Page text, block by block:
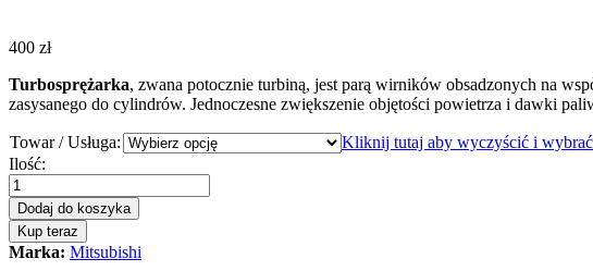
400 zł
Turbosprężarka, zwana potocznie turbiną, jest parą wirników obsadzonych na
zasysanego do cylindrów. Jednoczesne zwiększenie objętości powietrza i dawki
Towar / Usługa:
Kliknij tutaj aby wyczyścić i
Turbosprężarka
turbina
Mitsubishi
Space
Star
Ilość:
Dodaj do koszyka
Kup teraz
Marka: Mitsubishi